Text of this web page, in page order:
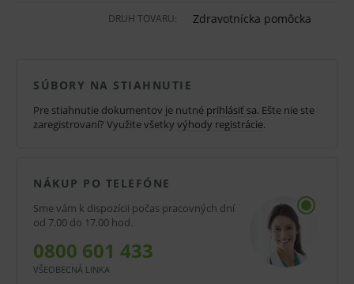
Odolné proti pretrhnutiu.
Na jednorazové použitie.
Modrej farby.
Oblasti použitia:
DRUH TOVARU: Zdravotnícka pomôcka
SÚBORY NA STIAHNUTIE
Pre stiahnutie dokumentov je nutné prihlásiť sa. Ešte nie ste
zaregistrovaní? Využite všetky výhody registrácie.
NÁKUP PO TELEFÓNE
Sme vám k dispozícii počas pracovných dní
od 7.00 do 17.00 hod.
0800 601 433
VŠEOBECNÁ LINKA